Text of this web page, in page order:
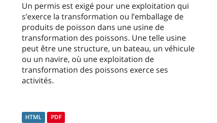
Un permis est exigé pour une exploitation qui
s’exerce la transformation ou l’emballage de
produits de poisson dans une usine de
transformation des poissons. Une telle usine
peut être une structure, un bateau, un véhicule
ou un navire, où une exploitation de
transformation des poissons exerce ses
activités.
HTML PDF